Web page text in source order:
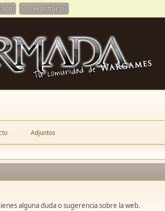
Registrarse
Adjuntos
alguna duda o sugerencia sobre la web.